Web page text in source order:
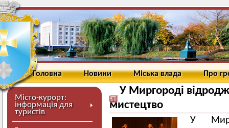
Головна Новини Міська влада Про
Місто-курорт:
інформація для
туристів
У Миргороді
мистецтво
У